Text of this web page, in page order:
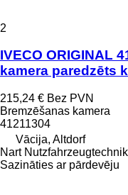
2
IVECO ORIGINAL
kamera paredzēts
215,24 € Bez PVN
Bremzēšanas kamera
41211304
Vācija, Altdorf
Nart Nutzfahrzeugtechnik
Sazināties ar pārdevēju